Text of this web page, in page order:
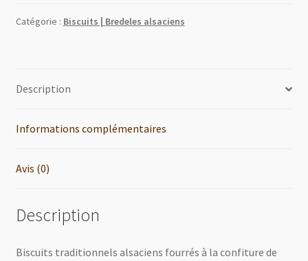
Catégorie : Biscuits | Bredeles alsaciens
Description
Informations complémentaires
Avis (0)
Description
Biscuits traditionnels alsaciens fourrés à la confiture de